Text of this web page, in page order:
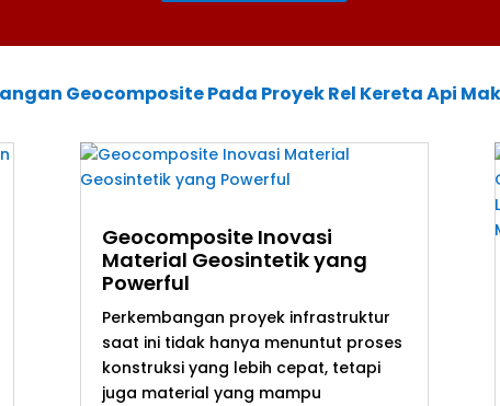
Geocomposite Pada Proyek Rel Kereta Api
Geocomposite Inovasi
Material Geosintetik yang
Powerful
Perkembangan proyek infrastruktur
saat ini tidak hanya menuntut proses
konstruksi yang lebih cepat, tetapi
juga material yang mampu